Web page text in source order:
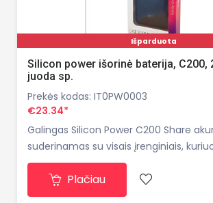
Išparduota
Silicon power išorinė baterija, C200,
juoda sp.
Prekės kodas: IT0PW0003
€23.34*
Galingas Silicon Power C200 Share
suderinamas su visais įrenginiais,
įkrauti per USB. 20000 mAh talpa
įkrovimo ciklus beveik kiekviename
telefone. GS15 turi du USB išvesties
Plačiau